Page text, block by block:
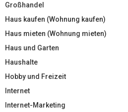
Großhandel
Haus kaufen (Wohnung kaufen)
Haus mieten (Wohnung mieten)
Haus und Garten
Haushalte
Hobby und Freizeit
Internet
Internet-Marketing